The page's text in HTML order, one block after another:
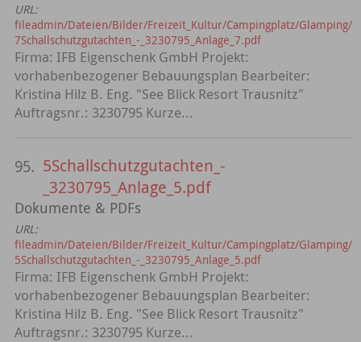
URL:
fileadmin/Dateien/Bilder/Freizeit_Kultur/Campingplatz/Glamping/
7Schallschutzgutachten_-_3230795_Anlage_7.pdf
Firma: IFB Eigenschenk GmbH Projekt:
vorhabenbezogener Bebauungsplan Bearbeiter:
Kristina Hilz B. Eng. "See Blick Resort Trausnitz"
Auftragsnr.: 3230795 Kurze...
95. 5Schallschutzgutachten_-
_3230795_Anlage_5.pdf
Dokumente & PDFs
URL:
fileadmin/Dateien/Bilder/Freizeit_Kultur/Campingplatz/Glamping/
5Schallschutzgutachten_-_3230795_Anlage_5.pdf
Firma: IFB Eigenschenk GmbH Projekt:
vorhabenbezogener Bebauungsplan Bearbeiter:
Kristina Hilz B. Eng. "See Blick Resort Trausnitz"
Auftragsnr.: 3230795 Kurze...